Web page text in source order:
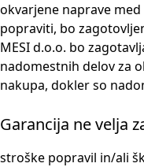
okvarjene naprave
popraviti, bo
MESI d.o.o. bo
nadomestnih delov za
nakupa, dokler so
Garancija ne velja
stroške popravil in/ali